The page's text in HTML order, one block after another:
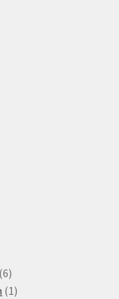
66
produktů
1 1